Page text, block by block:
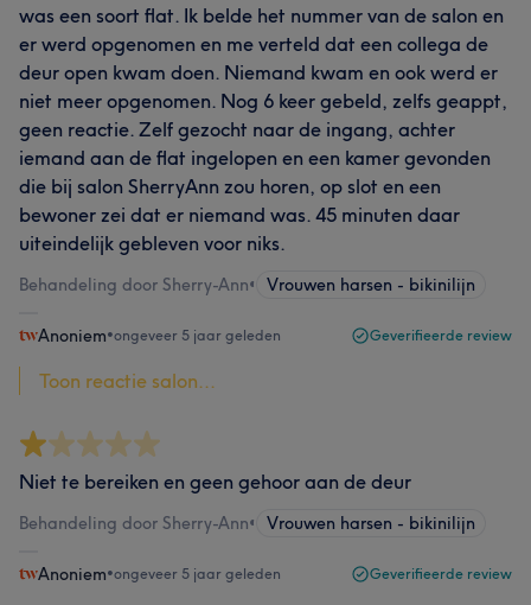
was een soort flat. Ik belde het nummer van de salon en
er werd opgenomen en me verteld dat een collega de
deur open kwam doen. Niemand kwam en ook werd er
niet meer opgenomen. Nog 6 keer gebeld, zelfs geappt,
geen reactie. Zelf gezocht naar de ingang, achter
iemand aan de flat ingelopen en een kamer gevonden
die bij salon SherryAnn zou horen, op slot en een
bewoner zei dat er niemand was. 45 minuten daar
uiteindelijk gebleven voor niks.
Behandeling door Sherry-Ann• Vrouwen harsen - bikinilijn
Anoniem•ongeveer 5 jaar geleden Geverifieerde review
Toon reactie salon...
Niet te bereiken en geen gehoor aan de deur
Behandeling door Sherry-Ann• Vrouwen harsen - bikinilijn
Anoniem•ongeveer 5 jaar geleden Geverifieerde review